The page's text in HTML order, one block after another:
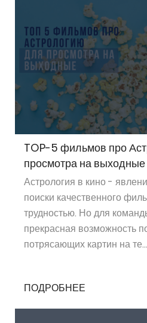
TOP-5 фильмов про
просмотра на выходные
Астрология в кино -
поиски качественного
трудностью. Но для
прекрасная возможность
потрясающих картин на те...
ПОДРОБНЕЕ